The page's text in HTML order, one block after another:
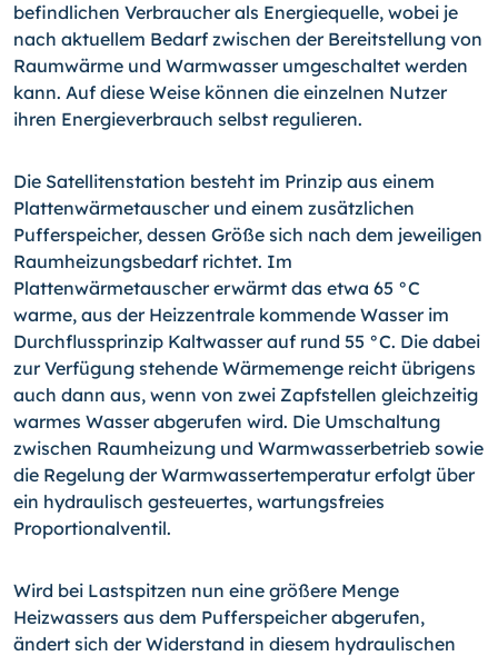
befindlichen Verbraucher als Energiequelle, wobei je
nach aktuellem Bedarf zwischen der Bereitstellung von
Raumwärme und Warmwasser umgeschaltet werden
kann. Auf diese Weise können die einzelnen Nutzer
ihren Energieverbrauch selbst regulieren.
Die Satellitenstation besteht im Prinzip aus einem
Plattenwärmetauscher und einem zusätzlichen
Pufferspeicher, dessen Größe sich nach dem jeweiligen
Raumheizungsbedarf richtet. Im
Plattenwärmetauscher erwärmt das etwa 65 °C
warme, aus der Heizzentrale kommende Wasser im
Durchflussprinzip Kaltwasser auf rund 55 °C. Die dabei
zur Verfügung stehende Wärmemenge reicht übrigens
auch dann aus, wenn von zwei Zapfstellen gleichzeitig
warmes Wasser abgerufen wird. Die Umschaltung
zwischen Raumheizung und Warmwasserbetrieb sowie
die Regelung der Warmwassertemperatur erfolgt über
ein hydraulisch gesteuertes, wartungsfreies
Proportionalventil.
Wird bei Lastspitzen nun eine größere Menge
Heizwassers aus dem Pufferspeicher abgerufen,
ändert sich der Widerstand in diesem hydraulischen